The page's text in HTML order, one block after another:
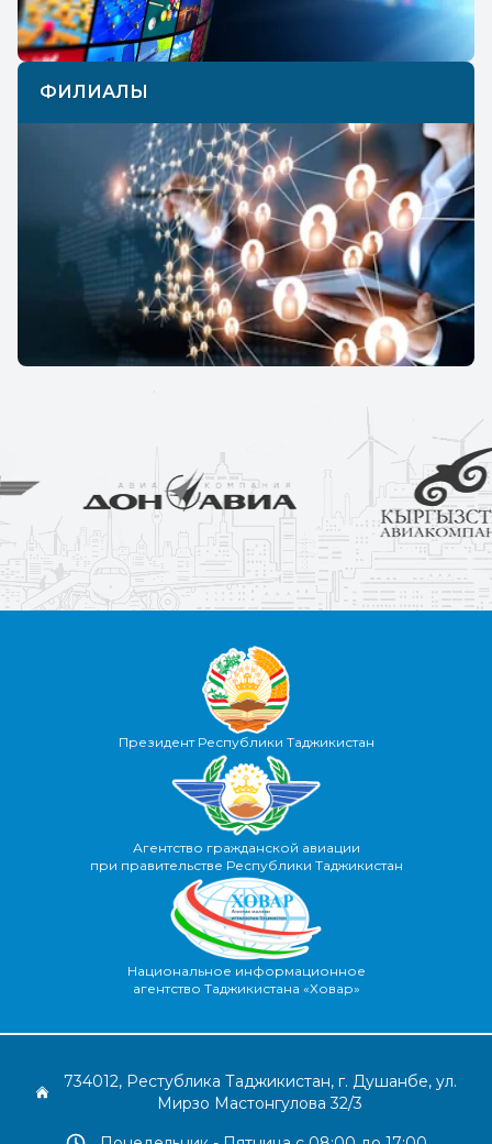
ФИЛИАЛЫ
Президент Республики Таджикистан
Агентство гражданской авиации
при правительстве Республики Таджикистан
Национальное информационное
агентство Таджикистана «Ховар»
734012, Рестублика Таджикистан, г. Душанбе, ул.
Мирзо Мастонгулова 32/3